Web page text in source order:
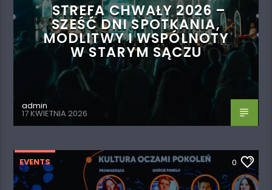
STREFA CHWAŁY 2026 –
SZEŚĆ DNI SPOTKANIA,
MODLITWY I WSPÓLNOTY
W STARYM SĄCZU
admin
17 KWIETNIA 2026
EVENTS 0